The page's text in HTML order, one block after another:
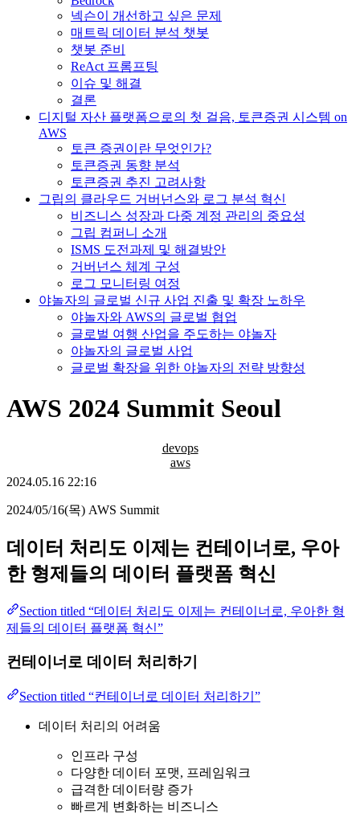
넥슨이 개선하고 싶은 문제
매트릭 데이터 분석 챗봇
챗봇 준비
ReAct 프롬프팅
이슈 및 해결
결론
디지털 자산 플랫폼으로의 첫 걸음, 토큰증권 시스템 on
AWS
토큰 증권이란 무엇인가?
토큰증권 동향 분석
토큰증권 추진 고려사항
그립의 클라우드 거버넌스와 로그 분석 혁신
비즈니스 성장과 다중 계정 관리의 중요성
그립 컴퍼니 소개
ISMS 도전과제 및 해결방안
거버넌스 체계 구성
로그 모니터링 여정
야놀자의 글로벌 신규 사업 진출 및 확장 노하우
야놀자와 AWS의 글로벌 협업
글로벌 여행 산업을 주도하는 야놀자
야놀자의 글로벌 사업
글로벌 확장을 위한 야놀자의 전략 방향성
AWS 2024 Summit Seoul
devops
aws
2024.05.16 22:16
2024/05/16(목) AWS Summit
데이터 처리도 이제는 컨테이너로, 우아
한 형제들의 데이터 플랫폼 혁신
Section titled “데이터 처리도 이제는 컨테이너로, 우아한 형
제들의 데이터 플랫폼 혁신”
컨테이너로 데이터 처리하기
Section titled “컨테이너로 데이터 처리하기”
데이터 처리의 어려움
인프라 구성
다양한 데이터 포맷, 프레임워크
급격한 데이터량 증가
빠르게 변화하는 비즈니스